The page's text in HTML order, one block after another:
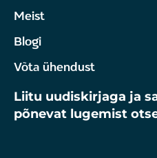
Meist
Blogi
Võta ühendust
Liitu uudiskirjaga ja
põnevat lugemist